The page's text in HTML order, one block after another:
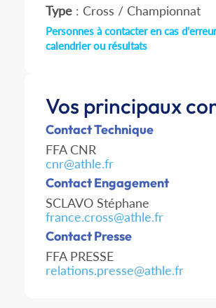
Type: Cross / Championnat
Personnes à contacter en cas
calendrier ou résultats
Vos principaux
Contact Technique
FFA CNR
cnr@athle.fr
Contact Engagement
SCLAVO Stéphane
france.cross@athle.fr
Contact Presse
FFA PRESSE
relations.presse@athle.fr